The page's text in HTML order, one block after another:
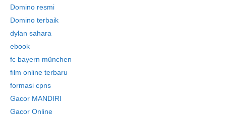
Domino resmi
Domino terbaik
dylan sahara
ebook
fc bayern münchen
film online terbaru
formasi cpns
Gacor MANDIRI
Gacor Online